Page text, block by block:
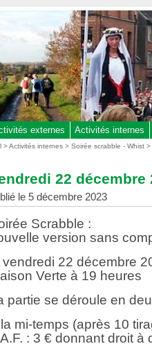
externes Activités internes
>Activités internes >Soirée scrabble - Whist >
22 décembre
le 5 décembre 2023
Scrabble :
version sans
vendredi 22 décembre
Verte à 19 heures
partie se déroule en
mi-temps (après 10
: 3 € donnant droit